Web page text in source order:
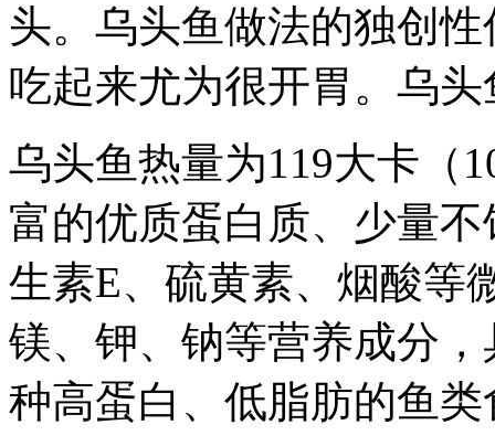
头。乌头鱼做法的独创
吃起来尤为很开胃。乌
乌头鱼热量为119大卡（
富的优质蛋白质、少量
生素E、硫黄素、烟酸等
镁、钾、钠等营养成分
种高蛋白、低脂肪的鱼类